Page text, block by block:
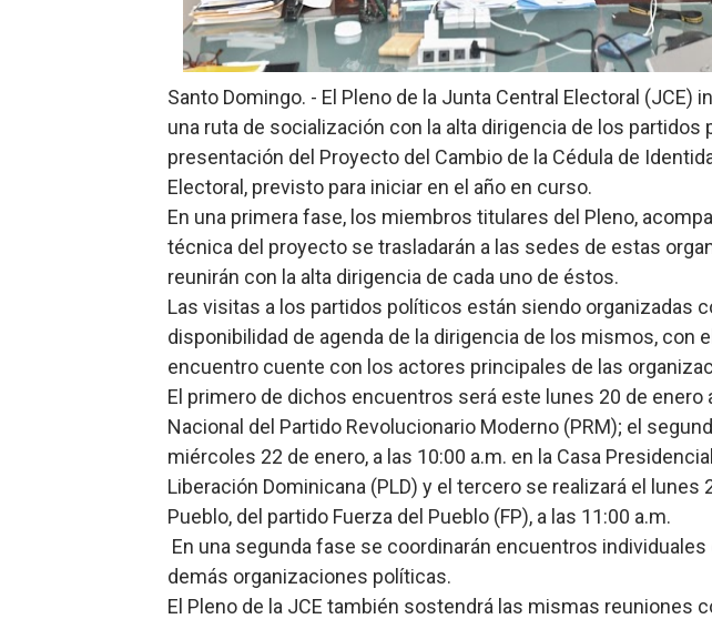
Restaurante Amigos es reconocido por sus cuatro
Banco Popular escala 17 posiciones en los mil
SNS y el SRSO actualizan Manual de
Osiris de León responde a Roberto Tineo y a Yeisy
DGPCF: 55 años sembrando desarrollo y
Santo Domingo. - El Pleno de la Junta Central Electoral (JCE)
una ruta de socialización con la alta dirigencia de los partidos
presentación del Proyecto del Cambio de la Cédula de
Electoral, previsto para iniciar en el año en curso.
En una primera fase, los miembros titulares del Pleno,
técnica del proyecto se trasladarán a las sedes de estas
reunirán con la alta dirigencia de cada uno de éstos.
Las visitas a los partidos políticos están siendo organizadas
disponibilidad de agenda de la dirigencia de los mismos, con
encuentro cuente con los actores principales de las
El primero de dichos encuentros será este lunes 20 de enero
Nacional del Partido Revolucionario Moderno (PRM); el
miércoles 22 de enero, a las 10:00 a.m. en la Casa
Liberación Dominicana (PLD) y el tercero se realizará el lunes
Pueblo, del partido Fuerza del Pueblo (FP), a las 11:00 a.m.
En una segunda fase se coordinarán encuentros
demás organizaciones políticas.
El Pleno de la JCE también sostendrá las mismas reuniones